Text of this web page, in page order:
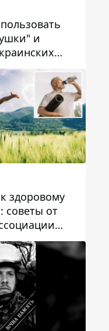
и
здоровому
советы от